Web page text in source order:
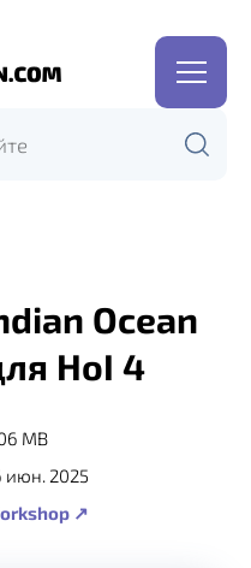
Ocean
HoI 4
MB
июн. 2025
↗